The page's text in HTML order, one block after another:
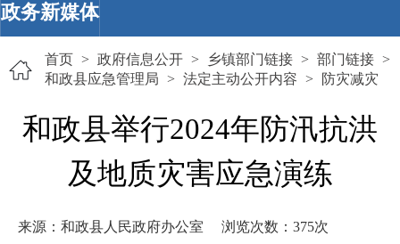
政务新媒体
首页 > 政府信息公开 > 乡镇部门链接 > 部门链接 >
和政县应急管理局 > 法定主动公开内容 > 防灾减灾
和政县举行2024年防汛抗洪
及地质灾害应急演练
来源：和政县人民政府办公室 浏览次数： 375次